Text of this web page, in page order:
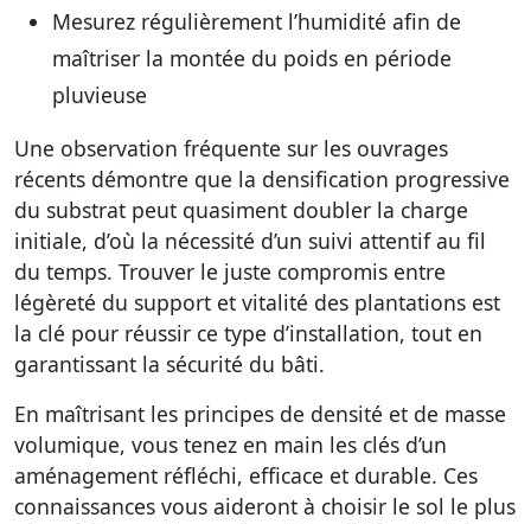
Mesurez régulièrement l’humidité afin de
maîtriser la montée du poids en période
pluvieuse
Une observation fréquente sur les ouvrages
récents démontre que la densification progressive
du substrat peut quasiment doubler la charge
initiale, d’où la nécessité d’un suivi attentif au fil
du temps. Trouver le juste compromis entre
légèreté du support et vitalité des plantations est
la clé pour réussir ce type d’installation, tout en
garantissant la sécurité du bâti.
En maîtrisant les principes de densité et de masse
volumique, vous tenez en main les clés d’un
aménagement réfléchi, efficace et durable. Ces
connaissances vous aideront à choisir le sol le plus